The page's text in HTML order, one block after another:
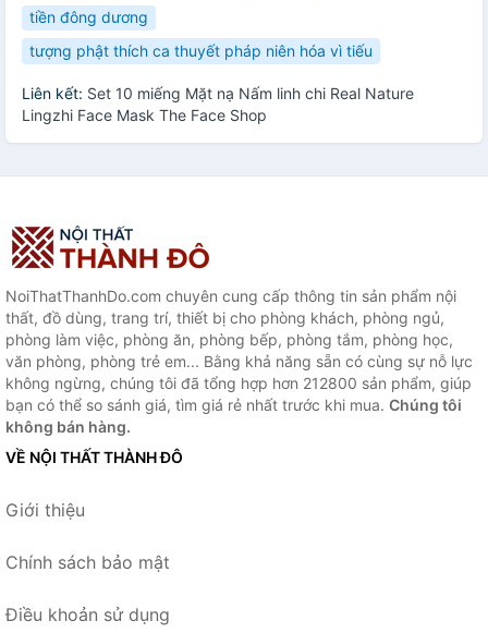
tiền đông dương
tượng phật thích ca thuyết pháp niên hóa vì tiếu
Liên kết: Set 10 miếng Mặt nạ Nấm linh chi Real Nature
Lingzhi Face Mask The Face Shop
NoiThatThanhDo.com chuyên cung cấp thông tin sản phẩm nội
thất, đồ dùng, trang trí, thiết bị cho phòng khách, phòng ngủ,
phòng làm việc, phòng ăn, phòng bếp, phòng tắm, phòng học,
văn phòng, phòng trẻ em... Bằng khả năng sẵn có cùng sự nỗ lực
không ngừng, chúng tôi đã tổng hợp hơn 212800 sản phẩm, giúp
bạn có thể so sánh giá, tìm giá rẻ nhất trước khi mua. Chúng tôi
không bán hàng.
VỀ NỘI THẤT THÀNH ĐÔ
Giới thiệu
Chính sách bảo mật
Điều khoản sử dụng